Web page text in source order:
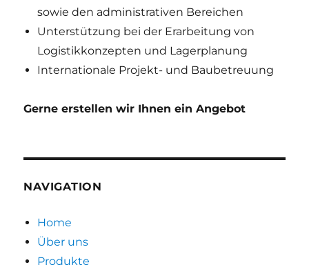
sowie den administrativen Bereichen
Unterstützung bei der Erarbeitung von
Logistikkonzepten und Lagerplanung
Internationale Projekt- und Baubetreuung
Gerne erstellen wir Ihnen ein Angebot
NAVIGATION
Home
Über uns
Produkte